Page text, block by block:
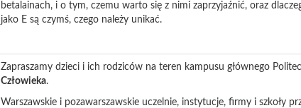
betalainach, i o tym, czemu warto się z nimi zaprzyjaźnić, oraz
jako E są czymś, czego należy unikać.
Zapraszamy dzieci i ich rodziców na teren kampusu głównego
Człowieka.
Warszawskie i pozawarszawskie uczelnie, instytucje, firmy i szkoły